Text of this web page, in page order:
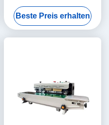
für Lebensmittel und
Getränke
Beste Preis erhalten